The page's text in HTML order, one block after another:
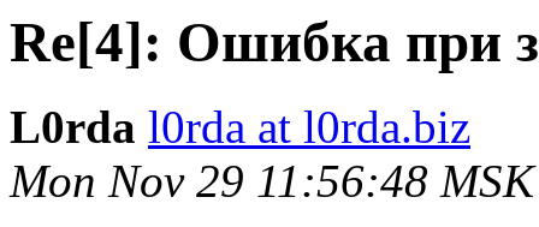
Re[4]: Ошибка при
L0rda l0rda at l0rda.biz
Mon Nov 29 11:56:48